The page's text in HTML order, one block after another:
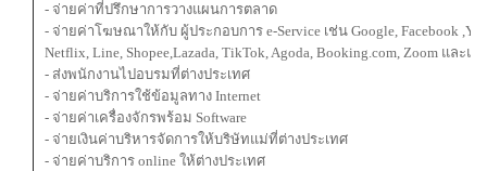
- จ่ายค่าที่ปรึกษาการวางแผนการตลาด
- จ่ายค่าโฆษณาให้กับ ผู้ประกอบการ e-Service เช่น Google, Facebook
Netflix, Line, Shopee,Lazada, TikTok, Agoda, Booking.com, Zoom และ
- ส่งพนักงานไปอบรมที่ต่างประเทศ
- จ่ายค่าบริการใช้ข้อมูลทาง Internet
- จ่ายค่าเครื่องจักรพร้อม Software
- จ่ายเงินค่าบริหารจัดการให้บริษัทแม่ที่ต่างประเทศ
- จ่ายค่าบริการ online ให้ต่างประเทศ